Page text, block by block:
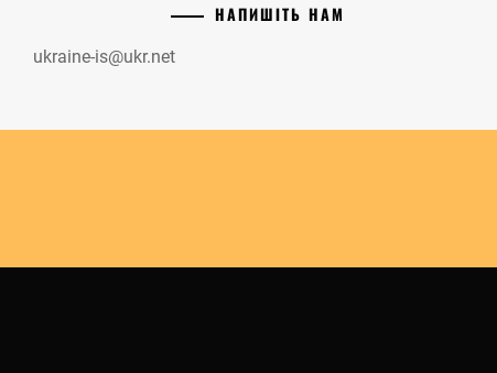
НАПИШІТЬ НАМ
ukraine-is@ukr.net